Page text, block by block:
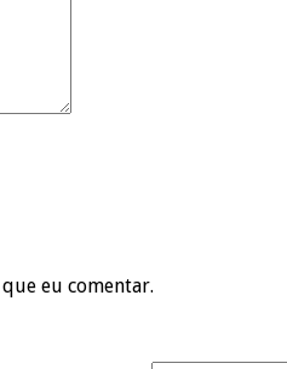
eu comentar.